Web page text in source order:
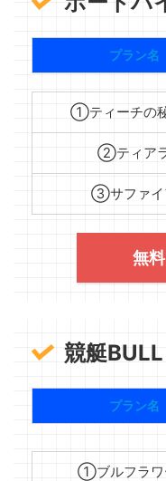
プラン名
①ティーチの
②ティア
③サファイ
無
競艇BULL
プラン名
①ブルフラワ